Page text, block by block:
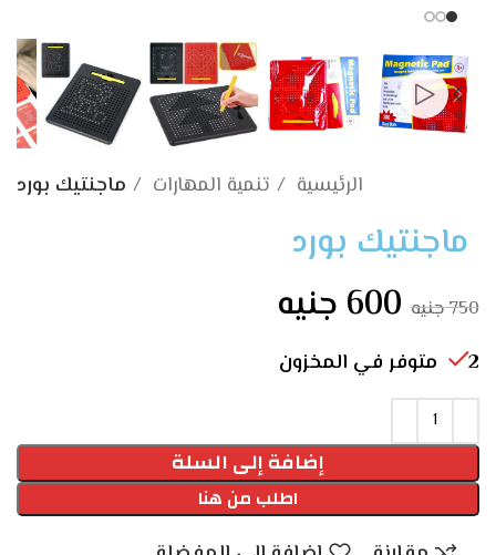
الرئيسية تنمية المهارات ماجنتيك بورد
ماجنتيك بورد
750جنيه 600 جنيه
2 متوفر في المخزون
إضافة إلى السلة
اطلب من هنا